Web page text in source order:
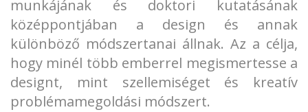
munkájának és doktori kutatásának
középpontjában a design és annak
különböző módszertanai állnak. Az a célja,
hogy minél több emberrel megismertesse a
designt, mint szellemiséget és kreatív
problémamegoldási módszert.